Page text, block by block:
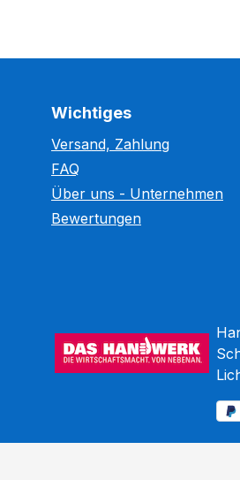
Wichtiges
Versand, Zahlung
FAQ
Über uns - Unternehmen
Bewertungen